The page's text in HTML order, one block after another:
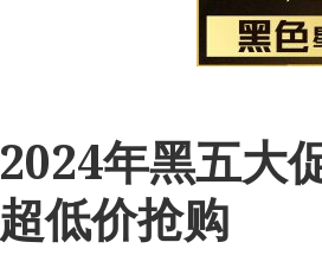
2024年黑五大
超低价抢购